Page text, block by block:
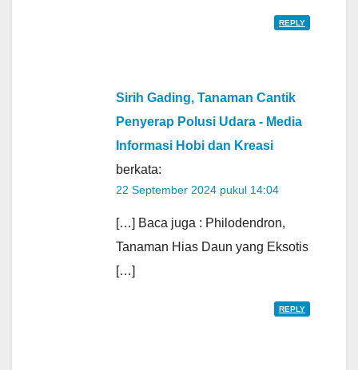
REPLY
Sirih Gading, Tanaman Cantik
Penyerap Polusi Udara - Media
Informasi Hobi dan Kreasi
berkata:
22 September 2024 pukul 14:04
[…] Baca juga : Philodendron,
Tanaman Hias Daun yang Eksotis
[…]
REPLY